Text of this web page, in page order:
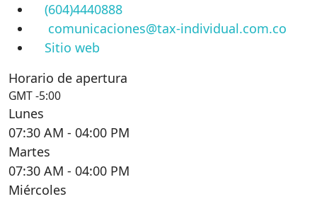
(604)4440888
comunicaciones@tax-individual.com.co
Sitio web
Horario de apertura
GMT -5:00
Lunes
07:30 AM - 04:00 PM
Martes
07:30 AM - 04:00 PM
Miércoles